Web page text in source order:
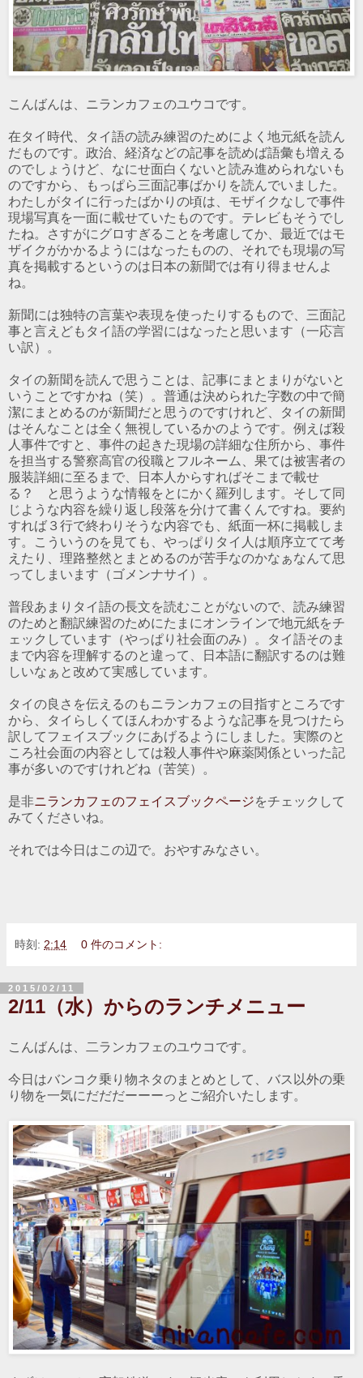
こんばんは、ニランカフェのユウコです。
在タイ時代、タイ語の読み練習のためによく地元紙を読ん
だものです。政治、経済などの記事を読めば語彙も増える
のでしょうけど、なにせ面白くないと読み進められないも
のですから、もっぱら三面記事ばかりを読んでいました。
わたしがタイに行ったばかりの頃は、モザイクなしで事件
現場写真を一面に載せていたものです。テレビもそうでし
たね。さすがにグロすぎることを考慮してか、最近ではモ
ザイクがかかるようにはなったものの、それでも現場の写
真を掲載するというのは日本の新聞では有り得ませんよ
ね。
新聞には独特の言葉や表現を使ったりするもので、三面記
事と言えどもタイ語の学習にはなったと思います（一応言
い訳）。
タイの新聞を読んで思うことは、記事にまとまりがないと
いうことですかね（笑）。普通は決められた字数の中で簡
潔にまとめるのが新聞だと思うのですけれど、タイの新聞
はそんなことは全く無視しているかのようです。例えば殺
人事件ですと、事件の起きた現場の詳細な住所から、事件
を担当する警察高官の役職とフルネーム、果ては被害者の
服装詳細に至るまで、日本人からすればそこまで載せ
る？ と思うような情報をとにかく羅列します。そして同
じような内容を繰り返し段落を分けて書くんですね。要約
すれば３行で終わりそうな内容でも、紙面一杯に掲載しま
す。こういうのを見ても、やっぱりタイ人は順序立てて考
えたり、理路整然とまとめるのが苦手なのかなぁなんて思
ってしまいます（ゴメンナサイ）。
普段あまりタイ語の長文を読むことがないので、読み練習
のためと翻訳練習のためにたまにオンラインで地元紙をチ
ェックしています（やっぱり社会面のみ）。タイ語そのま
まで内容を理解するのと違って、日本語に翻訳するのは難
しいなぁと改めて実感しています。
タイの良さを伝えるのもニランカフェの目指すところです
から、タイらしくてほんわかするような記事を見つけたら
訳してフェイスブックにあげるようにしました。実際のと
ころ社会面の内容としては殺人事件や麻薬関係といった記
事が多いのですけれどね（苦笑）。
是非ニランカフェのフェイスブックページをチェックして
みてくださいね。
それでは今日はこの辺で。おやすみなさい。
時刻: 2:14 0 件のコメント:
2015/02/11
2/11（水）からのランチメニュー
こんばんは、二ランカフェのユウコです。
今日はバンコク乗り物ネタのまとめとして、バス以外の乗
り物を一気にだだだーーーっとご紹介いたします。